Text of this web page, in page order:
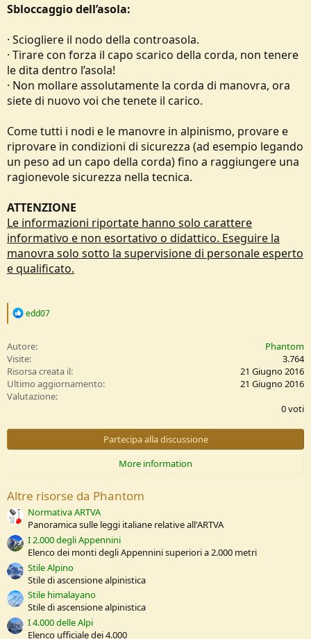
Sbloccaggio dell’asola:
· Sciogliere il nodo della controasola.
· Tirare con forza il capo scarico della corda, non tenere
le dita dentro l’asola!
· Non mollare assolutamente la corda di manovra, ora
siete di nuovo voi che tenete il carico.
Come tutti i nodi e le manovre in alpinismo, provare e
riprovare in condizioni di sicurezza (ad esempio legando
un peso ad un capo della corda) fino a raggiungere una
ragionevole sicurezza nella tecnica.
ATTENZIONE
Le informazioni riportate hanno solo carattere
informativo e non esortativo o didattico. Eseguire la
manovra solo sotto la supervisione di personale esperto
e qualificato.
R
c
t
i
o
n
s
edd07
Autore
Phantom
Visite
3.764
Risorsa creata il
21 Giugno 2016
Ultimo aggiornamento
21 Giugno 2016
Valutazione
,
0
0
t
0 voti
Partecipa alla discussione
More information
Altre risorse da Phantom
Normativa ARTVA
Panoramica sulle leggi italiane relative all'ARTVA
I 2.000 degli Appennini
Elenco dei monti degli Appennini superiori a 2.000 metri
Stile Alpino
Stile di ascensione alpinistica
Stile himalayano
Stile di ascensione alpinistica
I 4.000 delle Alpi
Elenco ufficiale dei 4.000